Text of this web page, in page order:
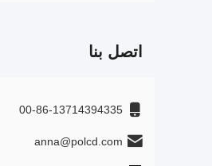
اتصل بنا
00-86-13714394335
anna@polcd.com